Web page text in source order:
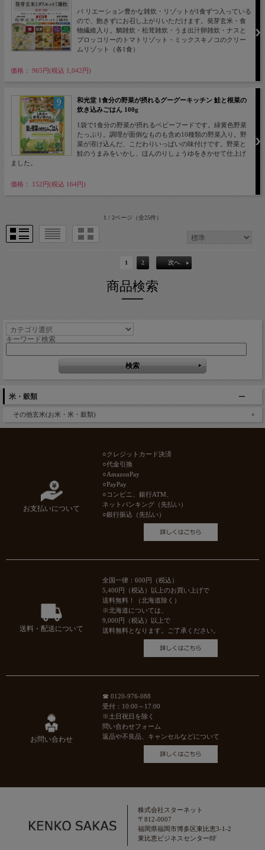
バ リエーション豊かな雑炊・リゾットが1食ずつ入っている
ので、飽きずにお召し上がりいただけます。発芽玄米・食
物繊維入り。鯛雑炊・松茸雑炊・うま出汁卵雑炊・ナスと
ブロッコリーのトマトリゾット・ミックスキノコのクリー
ムリゾット（各1食）
価格： 965円(税込 1,042円)
和光堂 1食分の野菜が摂れるグーグーキッチン 鮭と根菜の
炊き込みごはん 100g
1袋で1食分の野菜が摂れるベビーフードです。緑黄色野菜
たっぷり。調理が面倒なものも含め10種類の野菜入り。野
菜が溶け込んだ、こだわりいっぱいの味付けです。野菜と
鮭のうまみをいかし、ほんのりしょうゆをきかせて仕上げ
ました。
価格： 152円(税込 164円)
1 / 2ページ（全25件）
1 2 次へ
商品検索
キーワード検索
米・穀類
その他玄米(お米・米・穀類)
お支払いについて
○クレジットカード決済
○代金引換
○AmazonPay
○PayPay
○コンビニ、銀行ATM、
ネットバンキング（先払い）
○銀行振込（先払い）
送料・配送について
全国一律：600円（税込）
5,400円（税込）以上のお買い上げで
送料無料！（北海道除く）
※北海道については、
9,000円（税込）以上で
送料無料となります。ご了承ください。
お問い合わせ
☎ 0120-976-088
受付：10:00～17:00
※土日祝日を除く
問い合わせフォーム
返品や不良品、キャンセルなどについて
株式会社スターネット
〒812-0007
福岡県福岡市博多区東比恵3-1-2
東比恵ビジネスセンター8F